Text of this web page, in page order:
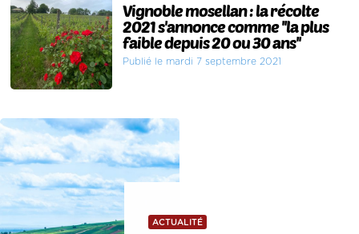
Vignoble mosellan : la récolte
2021 s'annonce comme ''la plus
faible depuis 20 ou 30 ans''
Publié le mardi 7 septembre 2021
ACTUALITÉ